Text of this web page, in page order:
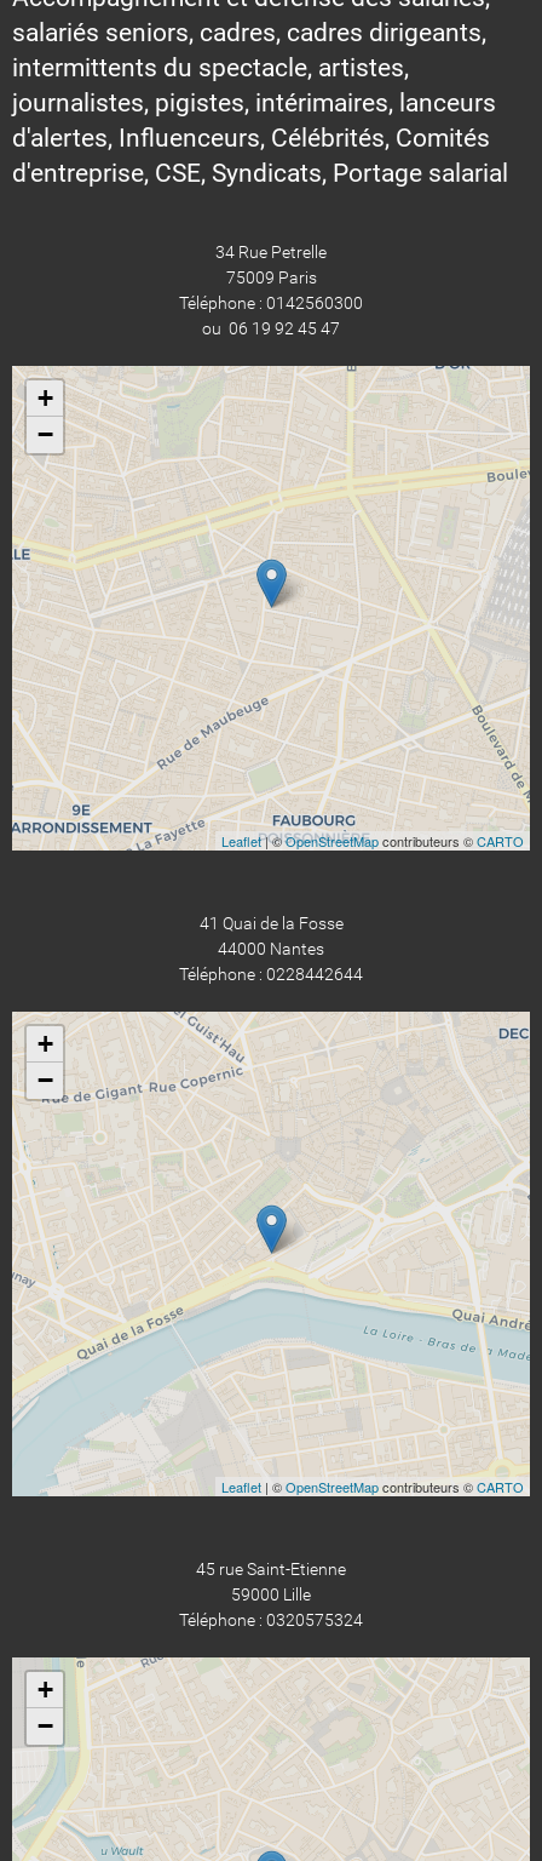
salariés seniors, cadres, cadres dirigeants,
intermittents du spectacle, artistes,
journalistes, pigistes, intérimaires, lanceurs
d'alertes, Influenceurs, Célébrités, Comités
d'entreprise, CSE, Syndicats, Portage salarial
34 Rue Petrelle
75009 Paris
Téléphone : 0142560300
ou 06 19 92 45 47
+
−
Leaflet| ©OpenStreetMapcontributeurs ©CARTO
41 Quai de la Fosse
44000 Nantes
Téléphone : 0228442644
+
−
Leaflet | ©OpenStreetMapcontributeurs ©CARTO
45 rue Saint-Etienne
59000 Lille
Téléphone : 0320575324
+
−